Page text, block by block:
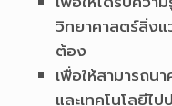
วิทยาศาสตร์สิ่ง
ต้อง
เพื่อให้สามารถน
และเทคโนโลยีไป